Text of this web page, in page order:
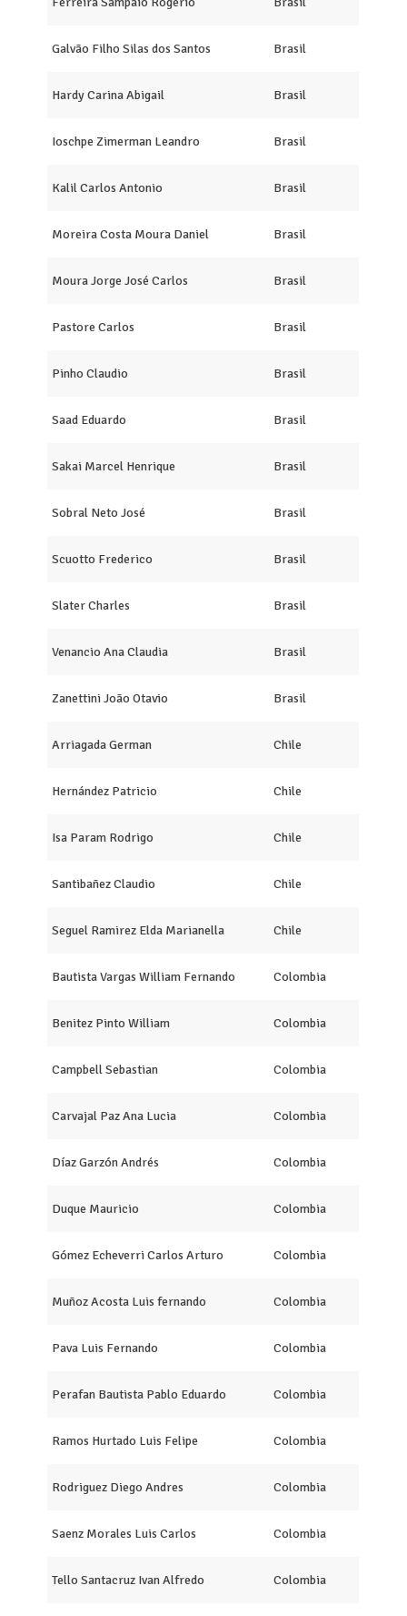
Galvão Filho Silas dos Santos Brasil
Hardy Carina Abigail Brasil
Ioschpe Zimerman Leandro Brasil
Kalil Carlos Antonio Brasil
Moreira Costa Moura Daniel Brasil
Moura Jorge José Carlos Brasil
Pastore Carlos Brasil
Pinho Claudio Brasil
Saad Eduardo Brasil
Sakai Marcel Henrique Brasil
Sobral Neto José Brasil
Scuotto Frederico Brasil
Slater Charles Brasil
Venancio Ana Claudia Brasil
Zanettini João Otavio Brasil
Arriagada German Chile
Hernández Patricio Chile
Isa Param Rodrigo Chile
Santibañez Claudio Chile
Seguel Ramirez Elda Marianella Chile
Bautista Vargas William Fernando Colombia
Benitez Pinto William Colombia
Campbell Sebastian Colombia
Carvajal Paz Ana Lucia Colombia
Díaz Garzón Andrés Colombia
Duque Mauricio Colombia
Gómez Echeverri Carlos Arturo Colombia
Muñoz Acosta Luis fernando Colombia
Pava Luis Fernando Colombia
Perafan Bautista Pablo Eduardo Colombia
Ramos Hurtado Luis Felipe Colombia
Rodriguez Diego Andres Colombia
Saenz Morales Luis Carlos Colombia
Tello Santacruz Ivan Alfredo Colombia